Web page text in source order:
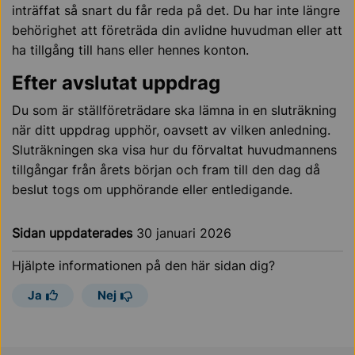
inträffat så snart du får reda på det. Du har inte längre
behörighet att företräda din avlidne huvudman eller att
ha tillgång till hans eller hennes konton.
Efter avslutat uppdrag
Du som är ställföreträdare ska lämna in en sluträkning
när ditt uppdrag upphör, oavsett av vilken anledning.
Sluträkningen ska visa hur du förvaltat huvudmannens
tillgångar från årets början och fram till den dag då
beslut togs om upphörande eller entledigande.
Sidan uppdaterades 30 januari 2026
Hjälpte informationen på den här sidan dig?
Ja Nej